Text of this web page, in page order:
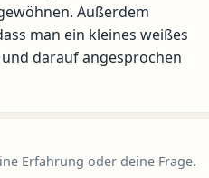
Außerdem
man ein kleines weißes
darauf angesprochen
Erfahrung oder deine Frage.